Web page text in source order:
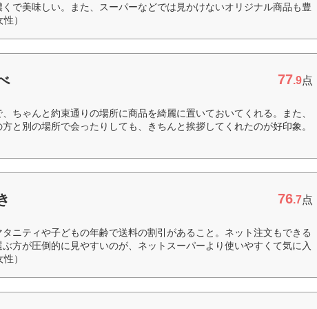
で美味しい。また、スーパーなどでは見かけないオリジナル商品も豊
）
77.9点
ちゃんと約束通りの場所に商品を綺麗に置いておいてくれる。また、
と別の場所で会ったりしても、きちんと挨拶してくれたのが好印象。
76.7点
ニティや子どもの年齢で送料の割引があること。ネット注文もできる
方が圧倒的に見やすいのが、ネットスーパーより使いやすくて気に入
）